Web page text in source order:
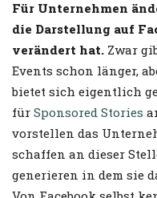
Für Unternehmen
die Darstellung auf
verändert hat. Zwar
Events schon länger,
bietet sich eigentlich
für Sponsored Stories
vorstellen das
schaffen an dieser
generieren in dem sie